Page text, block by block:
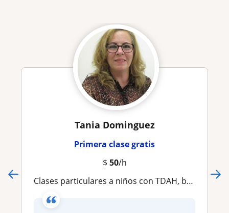
Tania Dominguez
Primera clase gratis
$ 50/h
Clases particulares a niños con TDAH, brindo asesoramiento personalizado, aplicando técnicas y estrategias psicológicas